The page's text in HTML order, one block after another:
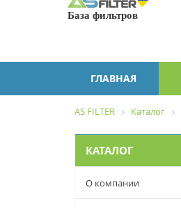
База фильтров
ГЛАВНАЯ
AS FILTER Каталог
КАТАЛОГ
О компании